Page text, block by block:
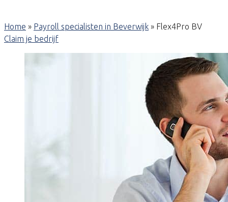
Home » Payroll specialisten in Beverwijk » Flex4Pro BV
Claim je bedrijf